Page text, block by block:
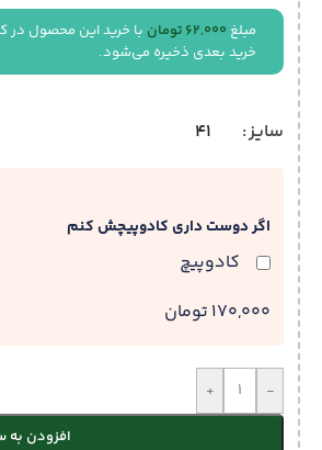
مبلغ 62,000 تومان با خرید این محصول در
خرید بعدی ذخیره می‌شود.
سایز 41
اگر دوست داری کادوپیچش کنم
کادوپیچ
170,000 تومان
-
+
افزودن به